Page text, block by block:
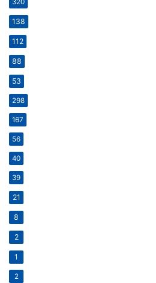
320
138
112
88
53
298
167
56
40
39
21
8
2
1
2